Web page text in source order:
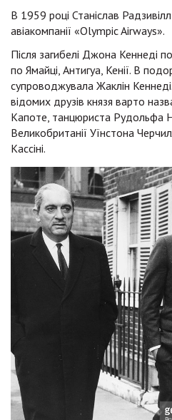
В 1959 році Станіслав
авіакомпанії «Olympic Airways».
Після загибелі Джона Кеннеді
по Ямайці, Антигуа, Кенії. В
супроводжувала Жаклін
відомих друзів князя варто
Капоте, танцюриста Рудольфа
Великобританії Уїнстона
Кассіні.